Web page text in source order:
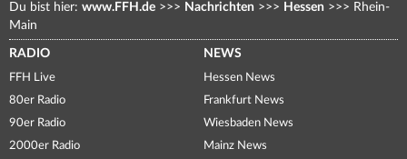
Du bist hier: www.FFH.de >>> Nachrichten >>> Hessen >>> Rhein-
Main
RADIO
FFH Live
80er Radio
90er Radio
2000er Radio
NEWS
Hessen News
Frankfurt News
Wiesbaden News
Mainz News